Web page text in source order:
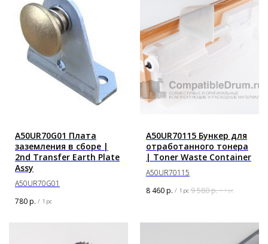
A50UR70G01 Плата
заземления в сборе |
2nd Transfer Earth Plate
Assy
A50UR70G01
780р. / 1 pc
A50UR70115 Бункер для
отработанного тонера
| Toner Waste Container
A50UR70115
8 460р. / 1 pc 9 580р. / 1 pc